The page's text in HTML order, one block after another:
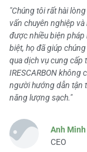
"Chúng tôi rất hài
vấn chuyên nghiệp
được nhiều biện pháp
biệt, họ đã giúp
qua dịch vụ cung cấp
IRESCARBON không
người hướng dẫn tận
năng lượng sạch."
Anh Minh
CEO